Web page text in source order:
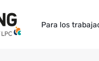
Para los